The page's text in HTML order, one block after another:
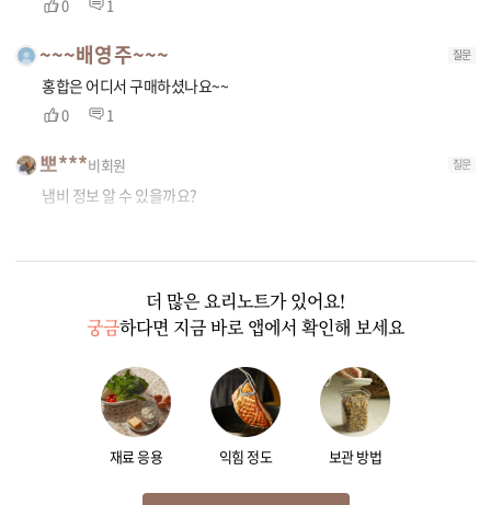
0 1
~~~배영주~~~ 질문
홍합은 어디서 구매하셨나요~~
0 1
뽀***비회원 질문
냄비 정보 알 수 있을까요?
더 많은 요리노트가 있어요!
궁금하다면 지금 바로 앱에서 확인해 보세요
재료 응용 익힘 정도 보관 방법